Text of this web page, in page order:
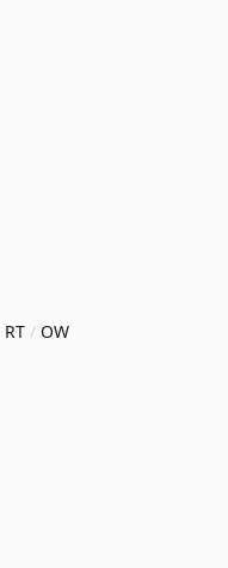
RT / OW